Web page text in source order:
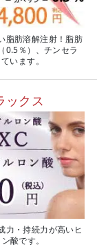
脂肪溶解注射！脂肪
0.5％）、チンセラ
います。
クス
力・持続力が高いヒ
酸です。